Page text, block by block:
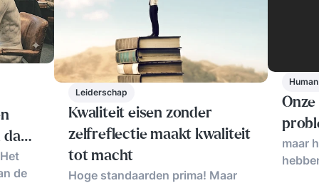
dan
de
Leiderschap
Kwaliteit eisen zonder
zelfreflectie maakt kwaliteit
tot macht
Hoge standaarden prima! Maar
maar